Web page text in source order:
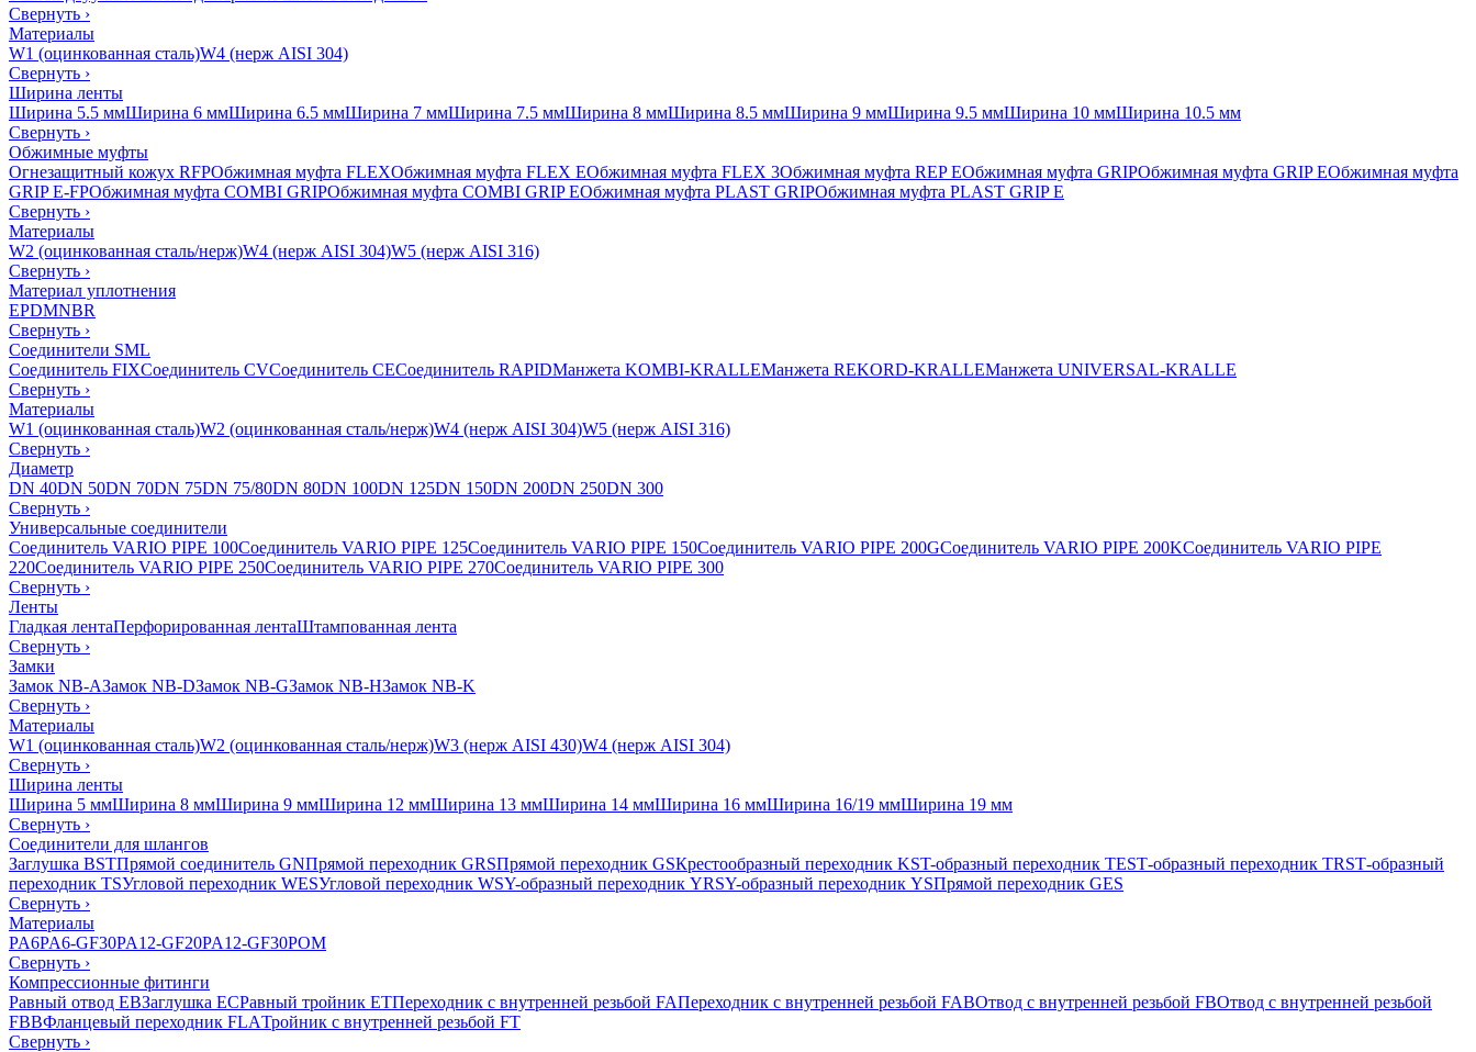
Свернуть ›
Материалы
W1 (оцинкованная сталь)W4 (нерж AISI 304)
Свернуть ›
Ширина ленты
Ширина 5.5 ммШирина 6 ммШирина 6.5 ммШирина 7 ммШирина 7.5 ммШирина 8 ммШирина 8.5 ммШирина 9 ммШирина 9.5 ммШирина 10 ммШирина 10.5 мм
Свернуть ›
Обжимные муфты
Огнезащитный кожух RFPОбжимная муфта FLEXОбжимная муфта FLEX EОбжимная муфта FLEX 3Обжимная муфта REP EОбжимная муфта GRIPОбжимная муфта GRIP EОбжимная муфта
GRIP E-FPОбжимная муфта COMBI GRIPОбжимная муфта COMBI GRIP EОбжимная муфта PLAST GRIPОбжимная муфта PLAST GRIP E
Свернуть ›
Материалы
W2 (оцинкованная сталь/нерж)W4 (нерж AISI 304)W5 (нерж AISI 316)
Свернуть ›
Материал уплотнения
EPDMNBR
Свернуть ›
Соединители SML
Соединитель FIXСоединитель CVСоединитель CEСоединитель RAPIDМанжета KOMBI-KRALLEМанжета REKORD-KRALLEМанжета UNIVERSAL-KRALLE
Свернуть ›
Материалы
W1 (оцинкованная сталь)W2 (оцинкованная сталь/нерж)W4 (нерж AISI 304)W5 (нерж AISI 316)
Свернуть ›
Диаметр
DN 40DN 50DN 70DN 75DN 75/80DN 80DN 100DN 125DN 150DN 200DN 250DN 300
Свернуть ›
Универсальные соединители
Соединитель VARIO PIPE 100Соединитель VARIO PIPE 125Соединитель VARIO PIPE 150Соединитель VARIO PIPE 200GСоединитель VARIO PIPE 200KСоединитель VARIO PIPE
220Соединитель VARIO PIPE 250Соединитель VARIO PIPE 270Соединитель VARIO PIPE 300
Свернуть ›
Ленты
Гладкая лентаПерфорированная лентаШтампованная лента
Свернуть ›
Замки
Замок NB-AЗамок NB-DЗамок NB-GЗамок NB-HЗамок NB-K
Свернуть ›
Материалы
W1 (оцинкованная сталь)W2 (оцинкованная сталь/нерж)W3 (нерж AISI 430)W4 (нерж AISI 304)
Свернуть ›
Ширина ленты
Ширина 5 ммШирина 8 ммШирина 9 ммШирина 12 ммШирина 13 ммШирина 14 ммШирина 16 ммШирина 16/19 ммШирина 19 мм
Свернуть ›
Соединители для шлангов
Заглушка BSTПрямой соединитель GNПрямой переходник GRSПрямой переходник GSКрестообразный переходник KST-образный переходник TESТ-образный переходник TRSТ-образный
переходник TSУгловой переходник WESУгловой переходник WSY-образный переходник YRSY-образный переходник YSПрямой переходник GES
Свернуть ›
Материалы
PA6PA6-GF30PA12-GF20PA12-GF30POM
Свернуть ›
Компрессионные фитинги
Равный отвод EBЗаглушка ECРавный тройник ETПереходник с внутренней резьбой FAПереходник с внутренней резьбой FABОтвод с внутренней резьбой FBОтвод с внутренней резьбой
FBBФланцевый переходник FLAТройник с внутренней резьбой FT
Свернуть ›